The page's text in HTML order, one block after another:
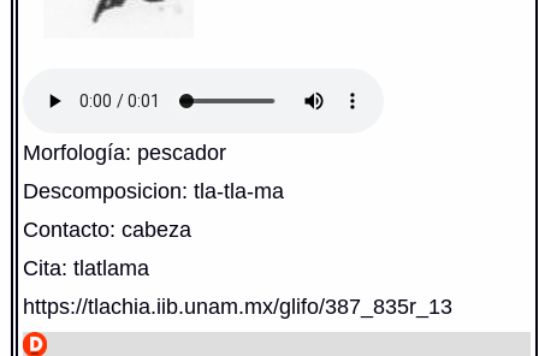
Morfología: pescador
Descomposicion: tla-tla-ma
Contacto: cabeza
Cita: tlatlama
https://tlachia.iib.unam.mx/glifo/387_835r_13